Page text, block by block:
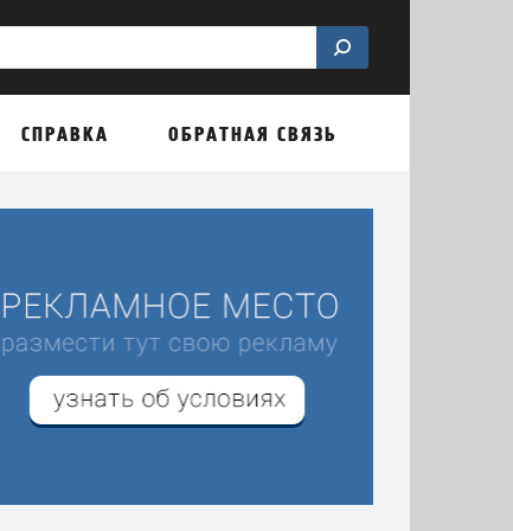
СПРАВКА ОБРАТНАЯ СВЯЗЬ